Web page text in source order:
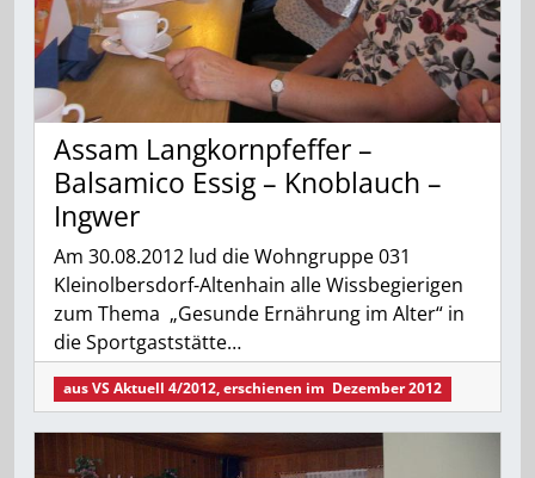
Assam Langkornpfeffer –
Balsamico Essig – Knoblauch –
Ingwer
Am 30.08.2012 lud die Wohngruppe 031
Kleinolbersdorf-Altenhain alle Wissbegierigen
zum Thema „Gesunde Ernährung im Alter“ in
die Sportgaststätte…
ausVS Aktuell 4/2012, erschienen im Dezember 2012